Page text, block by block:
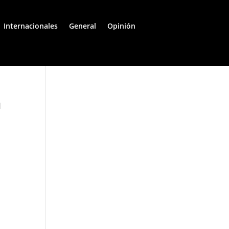
Internacionales General Opinión